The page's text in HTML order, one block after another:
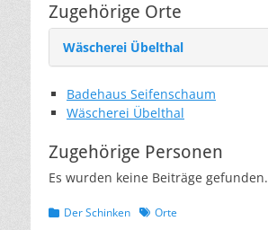
Zugehörige Orte
Wäscherei Übelthal
Badehaus Seifenschaum
Wäscherei Übelthal
Zugehörige Personen
Es wurden keine Beiträge gefunden.
Kategorien
Der Schinken Schlagworte
Orte